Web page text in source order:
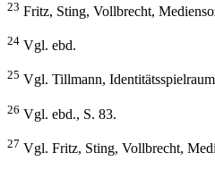
23 Fritz, Sting, Vollbrecht,
24 Vgl. ebd.
25 Vgl. Tillmann,
26 Vgl. ebd., S. 83.
27 Vgl. Fritz, Sting, Vollbrecht,